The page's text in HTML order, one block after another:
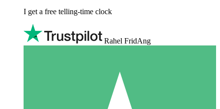
I get a free telling-time clock
Rahel FridAng